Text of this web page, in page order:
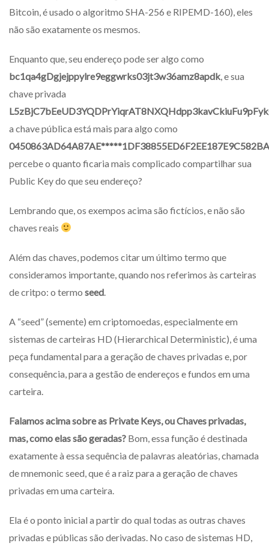
Bitcoin, é usado o algoritmo SHA-256 e RIPEMD-160), eles
não são exatamente os mesmos.
Enquanto que, seu endereço pode ser algo como
bc1qa4gDgjejppylre9eggwrks03jt3w36amz8apdk , e sua
chave privada
a chave pública está mais para algo como
percebe o quanto ficaria mais complicado compartilhar sua
Public Key do que seu endereço?
Lembrando que, os exempos acima são fictícios, e não são
chaves reais
Além das chaves, podemos citar um último termo que
consideramos importante, quando nos referimos às carteiras
de critpo: o termo seed
A “seed” (semente) em criptomoedas, especialmente em
sistemas de carteiras HD (Hierarchical Deterministic), é uma
peça fundamental para a geração de chaves privadas e, por
consequência, para a gestão de endereços e fundos em uma
carteira.
Falamos acima sobre as Private Keys, ou Chaves privadas,
mas, como elas são geradas? Bom, essa função é destinada
exatamente à essa sequência de palavras aleatórias, chamada
de mnemonic seed, que é a raiz para a geração de chaves
privadas em uma carteira.
Ela é o ponto inicial a partir do qual todas as outras chaves
privadas e públicas são derivadas. No caso de sistemas HD,